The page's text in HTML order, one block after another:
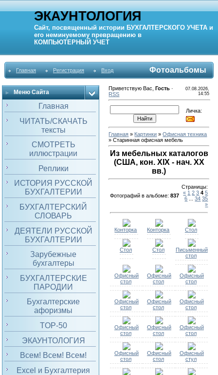
ЭКАУНТОЛОГИЯ
Сайт, посвященный истории БУХГАЛТЕРСКОГО УЧЕТА и
его неминуемому превращению в
КОМПЬЮТЕРНЫЙ УЧЕТ
Главная Регистрация Вход Фотоальбомы
Меню Сайта
Главная
ЧИТАТЬ/СКАЧАТЬ
тексты
СМОТРЕТЬ
иллюстрации
Реплики
ИСТОРИЯ РУССКОЙ
БУХГАЛТЕРИИ
БУХГАЛТЕРСКИЙ
СЛОВАРЬ
ДЕЯТЕЛИ РУССКОЙ
БУХГАЛТЕРИИ
Зарубежные
бухгалтеры
БУХГАЛТЕРСКИЕ
ПАРОДИИ
Бухгалтерские
афоризмы
TOP-50
ЭКАУНТОЛОГИЯ
Всем! Всем! Всем!
Excel и Бухгалтерия
Приветствую Вас ,Гость ·
RSS
07.08.2026,
14:55
Личка:
Главная » Картинки »Офисная техника
» Старинная офисная мебель
Из мебельных каталогов
(США, кон. XIX - нач. ХХ
вв.)
Фотографий в альбоме:837
Страницы:
« 1 2 3 4 5
6
34 35
»
Конторка Конторка Стол
Стол Стол
Письменный
стол
Офисный
стол
Офисный
стол
Офисный
стол
Офисный
стол
Офисный
стол
Офисный
стол
Офисный
стол
Офисный
стол
Офисный
стол
Офисный
стол
Офисный
стол
Офисный
стул